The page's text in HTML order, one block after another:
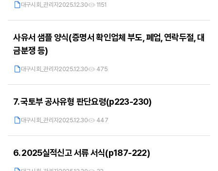
대구시회_관리자2025.12.30 1151
사유서 샘플 양식(증명서 확인업체 부도, 폐업, 연락두절, 대
금분쟁 등)
대구시회_관리자2025.12.30 475
7. 국토부 공사유형 판단요령(p223-230)
대구시회_관리자2025.12.30 447
6. 2025실적신고 서류 서식(p187-222)